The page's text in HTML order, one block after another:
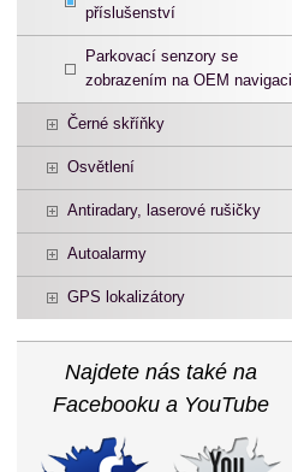
příslušenství
Parkovací senzory se
zobrazením na OEM navigaci
Černé skříňky
Osvětlení
Antiradary, laserové rušičky
Autoalarmy
GPS lokalizátory
Najdete nás také na
Facebooku a YouTube